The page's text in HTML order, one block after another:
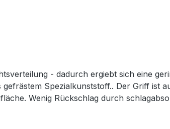
- dadurch ergiebt sich eine
Spezialkunststoff.. Der Griff ist
Wenig Rückschlag durch
/ Schlägel / Leather Mallet der